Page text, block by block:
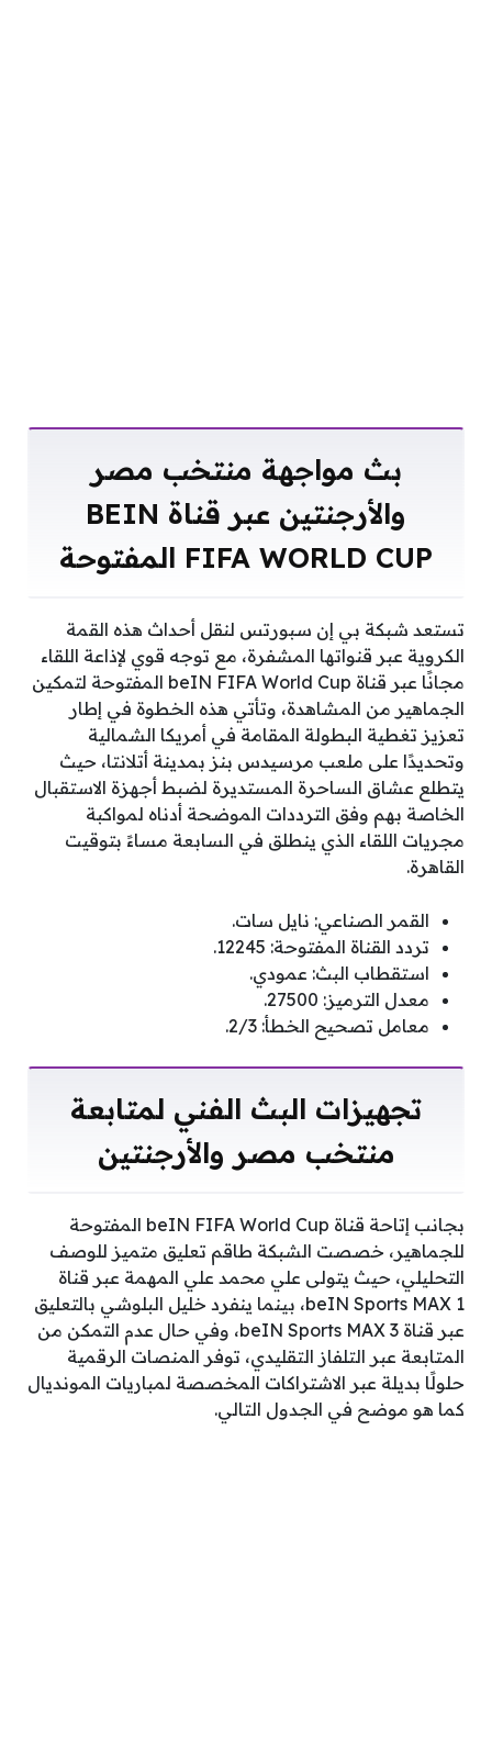
بث مواجهة منتخب مصر
والأرجنتين عبر قناة BEIN
FIFA WORLD CUP المفتوحة
تستعد شبكة بي إن سبورتس لنقل أحداث هذه القمة
الكروية عبر قنواتها المشفرة، مع توجه قوي لإذاعة اللقاء
مجانًا عبر قناة beIN FIFA World Cup المفتوحة لتمكين
الجماهير من المشاهدة، وتأتي هذه الخطوة في إطار
تعزيز تغطية البطولة المقامة في أمريكا الشمالية
وتحديدًا على ملعب مرسيدس بنز بمدينة أتلانتا، حيث
يتطلع عشاق الساحرة المستديرة لضبط أجهزة الاستقبال
الخاصة بهم وفق الترددات الموضحة أدناه لمواكبة
مجريات اللقاء الذي ينطلق في السابعة مساءً بتوقيت
القاهرة.
القمر الصناعي: نايل سات.
تردد القناة المفتوحة: 12245.
استقطاب البث: عمودي.
معدل الترميز: 27500.
معامل تصحيح الخطأ: 2/3.
تجهيزات البث الفني لمتابعة
منتخب مصر والأرجنتين
بجانب إتاحة قناة beIN FIFA World Cup المفتوحة
للجماهير، خصصت الشبكة طاقم تعليق متميز للوصف
التحليلي، حيث يتولى علي محمد علي المهمة عبر قناة
beIN Sports MAX 1، بينما ينفرد خليل البلوشي بالتعليق
عبر قناة beIN Sports MAX 3، وفي حال عدم التمكن من
المتابعة عبر التلفاز التقليدي، توفر المنصات الرقمية
حلولًا بديلة عبر الاشتراكات المخصصة لمباريات المونديال
كما هو موضح في الجدول التالي.